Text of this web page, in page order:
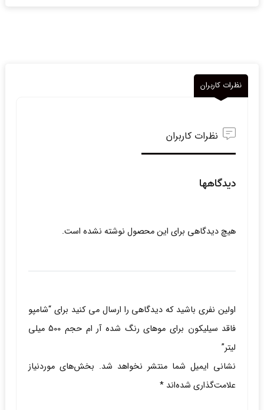
نظرات کاربران
نظرات کاربران
دیدگاهها
هیچ دیدگاهی برای این محصول نوشته نشده است.
اولین نفری باشید که دیدگاهی را ارسال می کنید برای “شامپو
فاقد سیلیکون برای موهای رنگ شده آر ام حجم 500 میلی
لیتر”
نشانی ایمیل شما منتشر نخواهد شد. بخش‌های موردنیاز
علامت‌گذاری شده‌اند *